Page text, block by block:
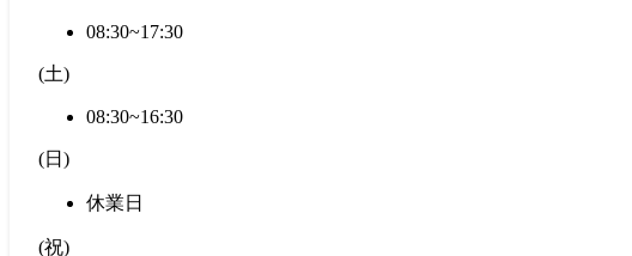
08:30~17:30
(土)
08:30~16:30
(日 )
休業日
(祝)